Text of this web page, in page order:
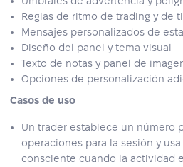
Reglas de ritmo de trading y de
Mensajes personalizados de
Diseño del panel y tema visual
Texto de notas y panel de
Opciones de personalización
Casos de uso
Un trader establece un número
operaciones para la sesión y
consciente cuando la actividad